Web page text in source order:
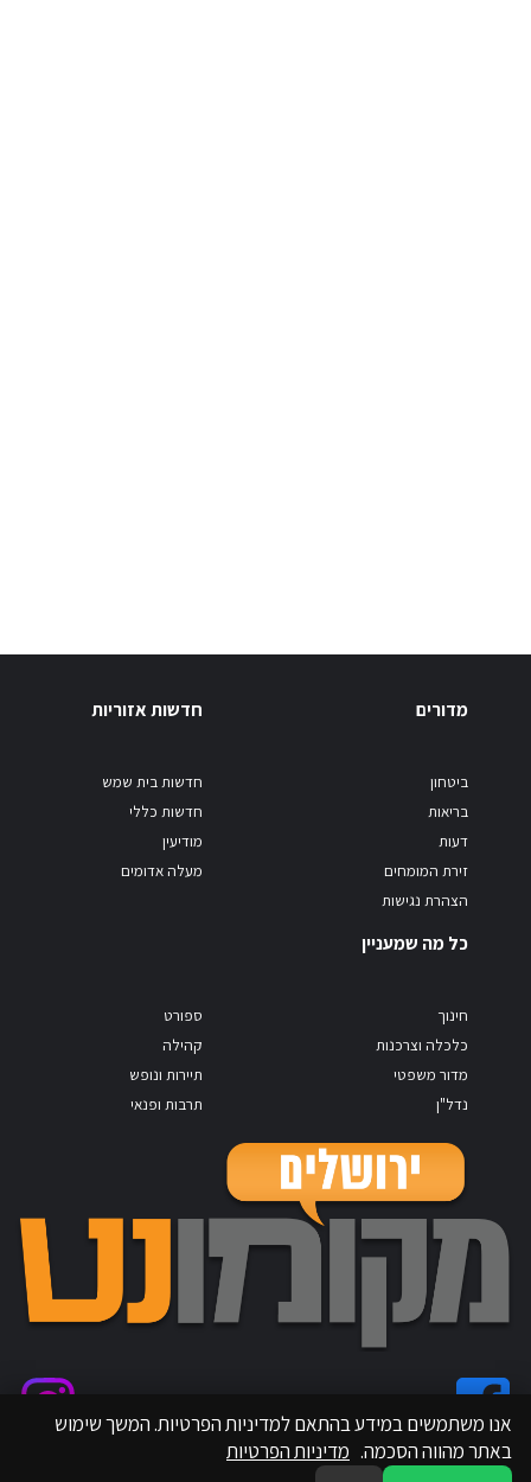
מדורים
ביטחון
בריאות
דעות
זירת המומחים
הצהרת נגישות
חדשות אזוריות
חדשות בית שמש
חדשות כללי
מודיעין
מעלה אדומים
כל מה שמעניין
חינוך
כלכלה וצרכנות
מדור משפטי
נדל"ן
ספורט
קהילה
תיירות ונופש
תרבות ופנאי
אנו משתמשים במידע בהתאם למדיניות הפרטיות. המשך שימוש
באתר מהווה הסכמה. מדיניות הפרטיות